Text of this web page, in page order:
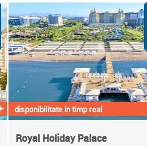
disponibilitate in timp real
Royal Holiday Palace